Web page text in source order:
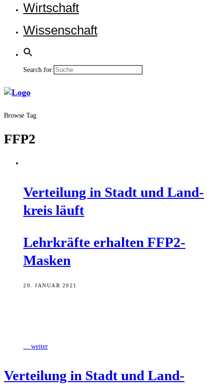
Wirt­schaft
Wis­sen­schaft
Search for:
Browse Tag
FFP2
Ver­tei­lung in Stadt und Land­
kreis läuft
Lehr­kräf­te erhal­ten FFP2-
Masken
20. JANUAR 2021
... weiter
Ver­tei­lung in Stadt und Land­